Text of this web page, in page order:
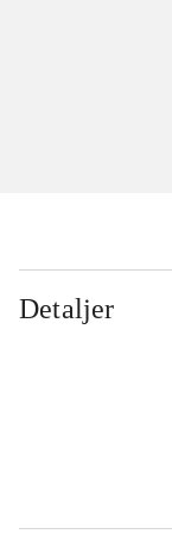
Detaljer